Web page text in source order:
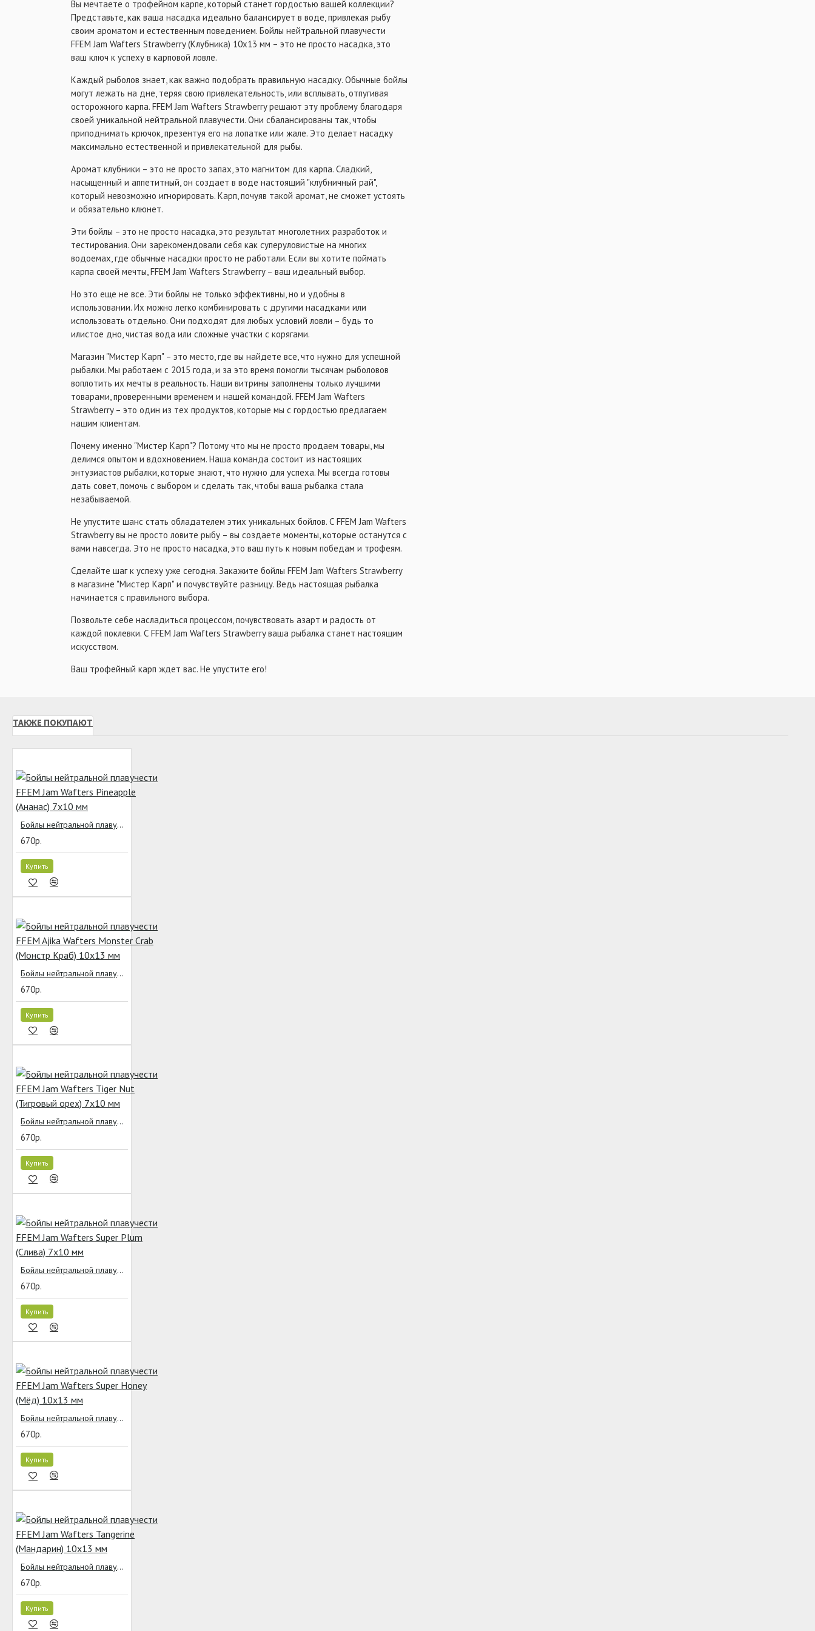
Вы мечтаете о трофейном карпе, который станет гордостью вашей коллекции?
Представьте, как ваша насадка идеально балансирует в воде, привлекая рыбу
своим ароматом и естественным поведением. Бойлы нейтральной плавучести
FFEM Jam Wafters Strawberry (Клубника) 10x13 мм – это не просто насадка, это
ваш ключ к успеху в карповой ловле.
Каждый рыболов знает, как важно подобрать правильную насадку. Обычные бойлы
могут лежать на дне, теряя свою привлекательность, или всплывать, отпугивая
осторожного карпа. FFEM Jam Wafters Strawberry решают эту проблему благодаря
своей уникальной нейтральной плавучести. Они сбалансированы так, чтобы
приподнимать крючок, презентуя его на лопатке или жале. Это делает насадку
максимально естественной и привлекательной для рыбы.
Аромат клубники – это не просто запах, это магнитом для карпа. Сладкий,
насыщенный и аппетитный, он создает в воде настоящий "клубничный рай",
который невозможно игнорировать. Карп, почуяв такой аромат, не сможет устоять
и обязательно клюнет.
Эти бойлы – это не просто насадка, это результат многолетних разработок и
тестирования. Они зарекомендовали себя как суперуловистые на многих
водоемах, где обычные насадки просто не работали. Если вы хотите поймать
карпа своей мечты, FFEM Jam Wafters Strawberry – ваш идеальный выбор.
Но это еще не все. Эти бойлы не только эффективны, но и удобны в
использовании. Их можно легко комбинировать с другими насадками или
использовать отдельно. Они подходят для любых условий ловли – будь то
илистое дно, чистая вода или сложные участки с корягами.
Магазин "Мистер Карп" – это место, где вы найдете все, что нужно для успешной
рыбалки. Мы работаем с 2015 года, и за это время помогли тысячам рыболовов
воплотить их мечты в реальность. Наши витрины заполнены только лучшими
товарами, проверенными временем и нашей командой. FFEM Jam Wafters
Strawberry – это один из тех продуктов, которые мы с гордостью предлагаем
нашим клиентам.
Почему именно "Мистер Карп"? Потому что мы не просто продаем товары, мы
делимся опытом и вдохновением. Наша команда состоит из настоящих
энтузиастов рыбалки, которые знают, что нужно для успеха. Мы всегда готовы
дать совет, помочь с выбором и сделать так, чтобы ваша рыбалка стала
незабываемой.
Не упустите шанс стать обладателем этих уникальных бойлов. С FFEM Jam Wafters
Strawberry вы не просто ловите рыбу – вы создаете моменты, которые останутся с
вами навсегда. Это не просто насадка, это ваш путь к новым победам и трофеям.
Сделайте шаг к успеху уже сегодня. Закажите бойлы FFEM Jam Wafters Strawberry
в магазине "Мистер Карп" и почувствуйте разницу. Ведь настоящая рыбалка
начинается с правильного выбора.
Позвольте себе насладиться процессом, почувствовать азарт и радость от
каждой поклевки. С FFEM Jam Wafters Strawberry ваша рыбалка станет настоящим
искусством.
Ваш трофейный карп ждет вас. Не упустите его!
ТАКЖЕ ПОКУПАЮТ
Бойлы нейтральной плавучести FFEM Jam Wafters Pineapple (Ананас) 7x10 мм
670р.
Купить
Бойлы нейтральной плавучести FFEM Ajika Wafters Monster Crab (Монстр Краб) 10x13 мм
670р.
Купить
Бойлы нейтральной плавучести FFEM Jam Wafters Tiger Nut (Тигровый орех) 7x10 мм
670р.
Купить
Бойлы нейтральной плавучести FFEM Jam Wafters Super Plum (Слива) 7x10 мм
670р.
Купить
Бойлы нейтральной плавучести FFEM Jam Wafters Super Honey (Мёд) 10x13 мм
670р.
Купить
Бойлы нейтральной плавучести FFEM Jam Wafters Tangerine (Мандарин) 10x13 мм
670р.
Купить